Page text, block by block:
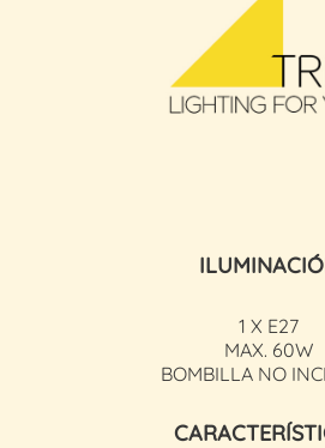
1 X E27
MAX. 60W
BOMBILLA NO